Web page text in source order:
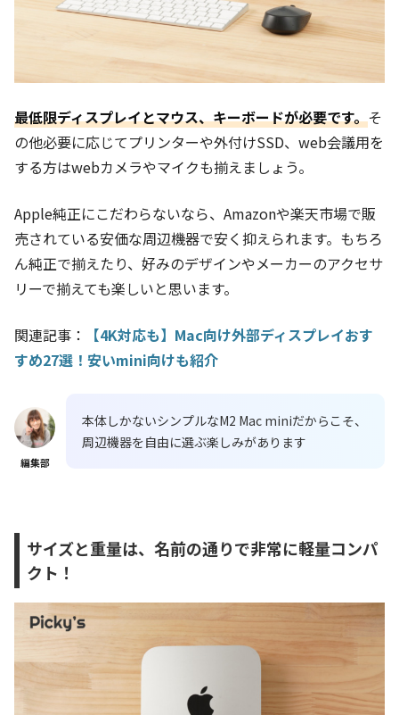
最低限ディスプレイとマウス、キーボードが必要です。そ
の他必要に応じてプリンターや外付けSSD、web会議用を
する方はwebカメラやマイクも揃えましょう。
Apple純正にこだわらないなら、Amazonや楽天市場で販
売されている安価な周辺機器で安く抑えられます。もちろ
ん純正で揃えたり、好みのデザインやメーカーのアクセサ
リーで揃えても楽しいと思います。
関連記事：
【4K対応も】Mac向け外部ディスプレイおす
すめ27選！安いmini向けも紹介
編集部
本体しかないシンプルなM2 Mac miniだからこそ、
周辺機器を自由に選ぶ楽しみがあります
サイズと重量は、名前の通りで非常に軽量コンパ
クト！